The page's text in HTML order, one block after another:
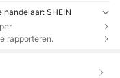
SHEIN
rapporteren.